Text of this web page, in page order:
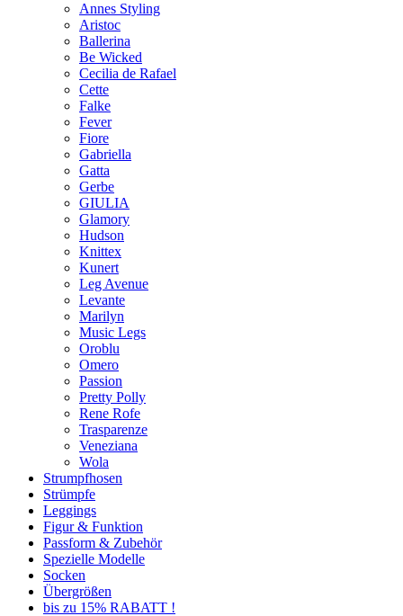
Annes Styling
Aristoc
Ballerina
Be Wicked
Cecilia de Rafael
Cette
Falke
Fever
Fiore
Gabriella
Gatta
Gerbe
GIULIA
Glamory
Hudson
Knittex
Kunert
Leg Avenue
Levante
Marilyn
Music Legs
Oroblu
Omero
Passion
Pretty Polly
Rene Rofe
Trasparenze
Veneziana
Wola
Strumpfhosen
Strümpfe
Leggings
Figur & Funktion
Passform & Zubehör
Spezielle Modelle
Socken
Übergrößen
bis zu 15% RABATT !